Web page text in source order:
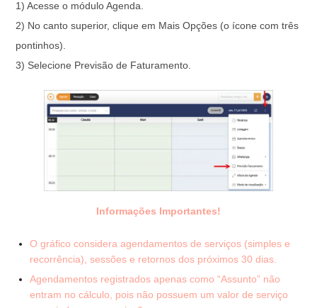
1) Acesse o módulo Agenda.
2) No canto superior, clique em Mais Opções (o ícone com três
pontinhos).
3) Selecione Previsão de Faturamento.
Informações Importantes!
O gráfico considera agendamentos de serviços (simples e
recorrência), sessões e retornos dos próximos 30 dias.
Agendamentos registrados apenas como “Assunto” não
entram no cálculo, pois não possuem um valor de serviço